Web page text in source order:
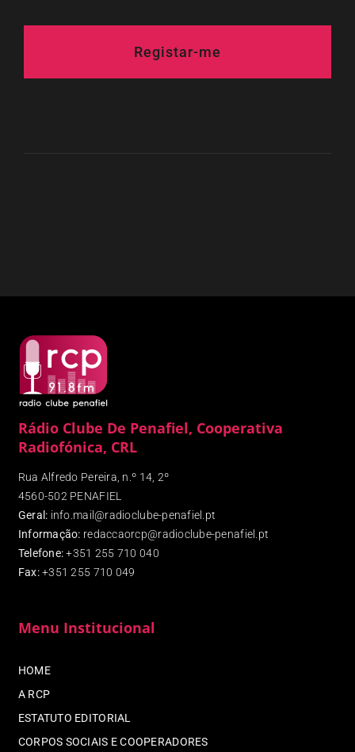
Registar-me
Rádio Clube De Penafiel, Cooperativa
Radiofónica, CRL
Rua Alfredo Pereira, n.º 14, 2º
4560-502 PENAFIEL
Geral: info.mail@radioclube-penafiel.pt
Informação: redaccaorcp@radioclube-penafiel.pt
Telefone: +351 255 710 040
Fax:+351 255 710 049
Menu Institucional
HOME
A RCP
ESTATUTO EDITORIAL
CORPOS SOCIAIS E COOPERADORES